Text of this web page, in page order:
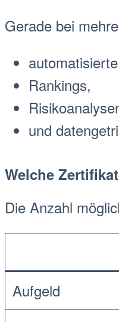
Gerade bei
Rankings,
und
Welche
Die Anzahl
Aufgeld